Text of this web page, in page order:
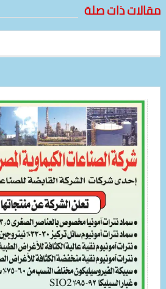
مقالات ذات صلة